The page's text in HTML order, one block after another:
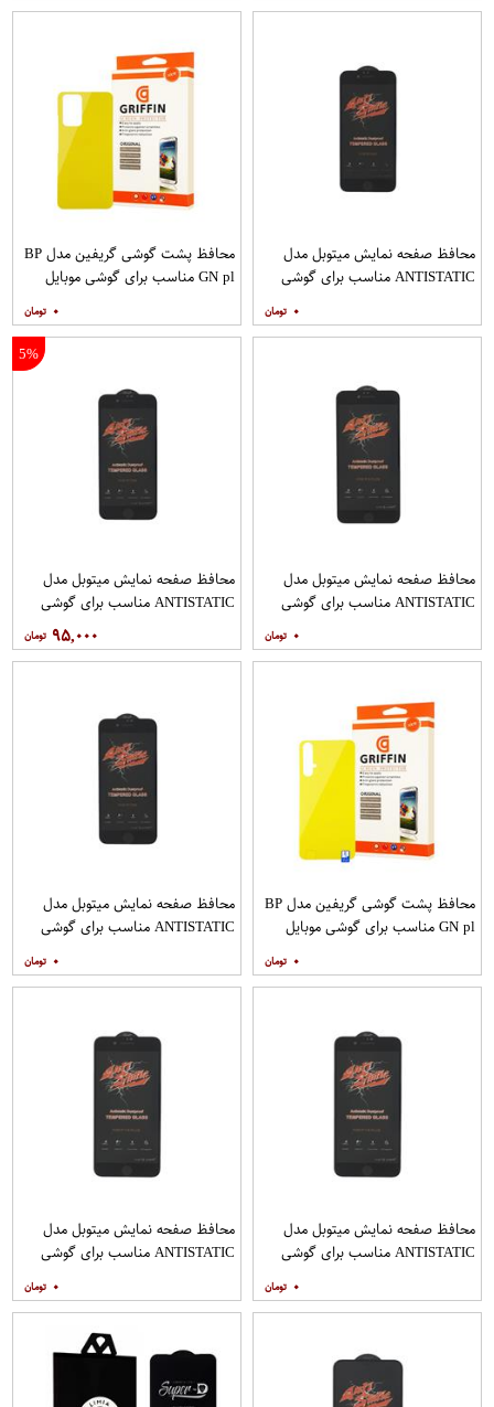
محافظ صفحه نمایش میتوبل مدل
ANTISTATIC مناسب برای گوشی
۰
محافظ پشت گوشی گریفین مدل BP
GN pl مناسب برای گوشی موبایل
۰
محافظ صفحه نمایش میتوبل مدل
ANTISTATIC مناسب برای گوشی
۰
5%
محافظ صفحه نمایش میتوبل مدل
ANTISTATIC مناسب برای گوشی
۹۵,۰۰۰
محافظ پشت گوشی گریفین مدل BP
GN pl مناسب برای گوشی موبایل
۰
محافظ صفحه نمایش میتوبل مدل
ANTISTATIC مناسب برای گوشی
۰
محافظ صفحه نمایش میتوبل مدل
ANTISTATIC مناسب برای گوشی
۰
محافظ صفحه نمایش میتوبل مدل
ANTISTATIC مناسب برای گوشی
۰